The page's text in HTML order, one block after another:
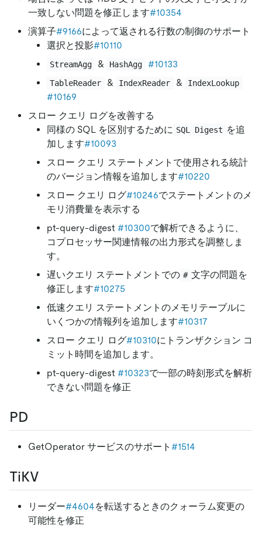
一致しない問題を修正します#10354
演算子#9166によって返される行数の制御のサポート
選択と投影#10110
StreamAgg & HashAgg #10133
TableReader & IndexReader & IndexLookup
#10169
スロー クエリ ログを改善する
同様の SQL を区別するために SQL Digest を追
加します#10093
スロー クエリ ステートメントで使用される統計
のバージョン情報を追加します#10220
スロー クエリ ログ#10246でステートメントのメ
モリ消費量を表示する
pt-query-digest #10300で解析できるように、
コプロセッサー関連情報の出力形式を調整しま
す。
遅いクエリ ステートメントでの # 文字の問題を
修正します#10275
低速クエリ ステートメントのメモリテーブルに
いくつかの情報列を追加します#10317
スロー クエリ ログ#10310にトランザクション コ
ミット時間を追加します。
pt-query-digest #10323で一部の時刻形式を解析
できない問題を修正
PD
GetOperator サービスのサポート #1514
TiKV
リーダー#4604を転送するときのクォーラム変更の
可能性を修正